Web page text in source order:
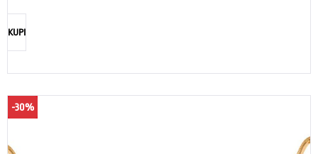
KUPI
-30%